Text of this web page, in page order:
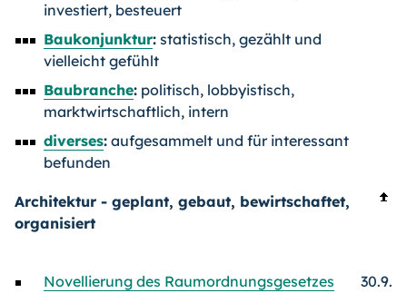
investiert, besteuert
Baukonjunktur: statistisch, gezählt und
vielleicht gefühlt
Baubranche: politisch, lobbyistisch,
marktwirtschaftlich, intern
diverses: aufgesammelt und für interessant
befunden
Architektur - geplant, gebaut, bewirtschaftet,
organisiert
Novellierung des Raumordnungsgesetzes
30.9.